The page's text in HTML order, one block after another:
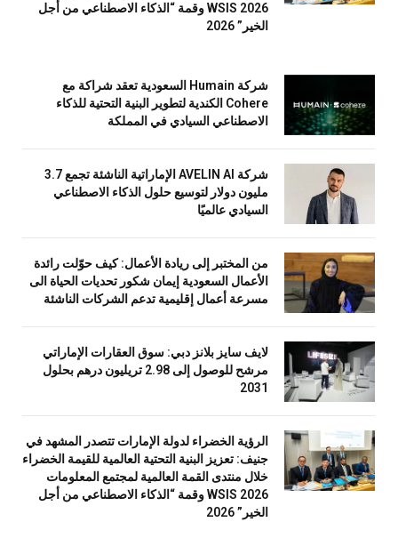
WSIS 2026 وقمة “الذكاء الاصطناعي من أجل
الخير” 2026
شركة Humain السعودية تعقد شراكة مع
Cohere الكندية لتطوير البنية التحتية للذكاء
الاصطناعي السيادي في المملكة
شركة AVELIN AI الإماراتية الناشئة تجمع 3.7
مليون دولار لتوسيع حلول الذكاء الاصطناعي
السيادي عالميًا
من المختبر إلى ريادة الأعمال: كيف حوّلت رائدة
الأعمال السعودية إيمان شكور تحديات الحياة الى
مسرعة أعمال إقليمية تدعم الشركات الناشئة
لايف سايز بلانز دبي: سوق العقارات الإماراتي
مرشح للوصول إلى 2.98 تريليون درهم بحلول
2031
الرؤية الخضراء لدولة الإمارات تتصدر المشهد في
جنيف: تعزيز البنية التحتية العالمية للقيمة الخضراء
خلال منتدى القمة العالمية لمجتمع المعلومات
WSIS 2026 وقمة “الذكاء الاصطناعي من أجل
الخير” 2026